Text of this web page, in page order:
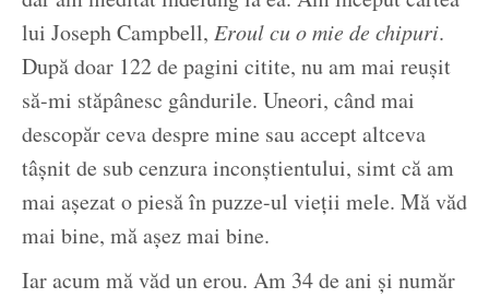
lui Joseph Campbell, Eroul cu o mie de chipuri.
După doar 122 de pagini citite, nu am mai reușit
să-mi stăpânesc gândurile. Uneori, când mai
descopăr ceva despre mine sau accept altceva
tâșnit de sub cenzura inconștientului, simt că am
mai așezat o piesă în puzze-ul vieții mele. Mă văd
mai bine, mă așez mai bine.
Iar acum mă văd un erou. Am 34 de ani și număr